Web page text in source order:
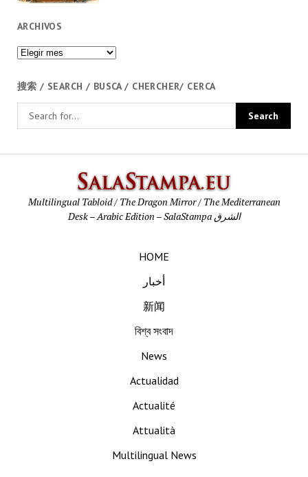
ARCHIVOS
Archivos
搜索 / SEARCH / BUSCA / CHERCHER/ CERCA
Multilingual Tabloid / The Dragon Mirror / The Mediterranean
Desk – Arabic Edition – SalaStampa الشرق
HOME
أخبار
新闻
বিশ্ব সংবাদ
News
Actualidad
Actualité
Attualità
Multilingual News